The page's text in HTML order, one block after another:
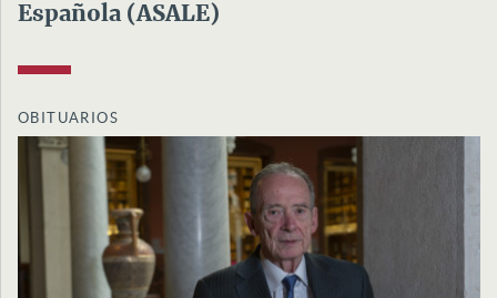
Española (ASALE)
OBITUARIOS